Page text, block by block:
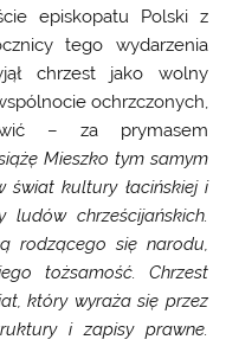
episkopatu Polski z
tego wydarzenia
chrzest jako wolny
ochrzczonych,
– za prymasem
Mieszko tym samym
świat kultury łacińskiej i
ludów chrześcijańskich.
rodzącego się narodu,
tożsamość. Chrzest
który wyraża się przez
i zapisy prawne.